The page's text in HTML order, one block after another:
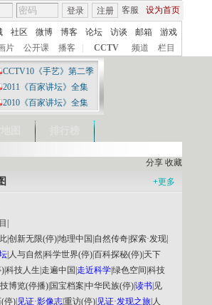
客服 设为首页
登录 注册
社区 微博 博客 论坛 访谈 邮箱
游戏
片 公开课 播客 CCTV 频道 栏目
CCTV10《手艺》第二季
2011《百家讲坛》全集
2010《百家讲坛》全集
分享 收藏
+更多
创新无限(停)地理中国 自然传奇探索·发现
人与自然科学世界(停)百科探秘(停) 天下
)科技人生 走遍中国 走近科学绿色空间 科技
博览(停播) 国宝档案 中华民族(停)读书 见
(停) 见证·影像志重访(停) 见证·发现之旅 人